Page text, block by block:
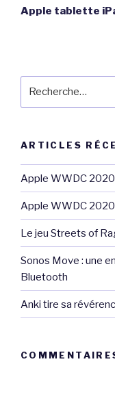
suivant
Apple tablette
ARTICLES
Apple WWDC 2020
Apple WWDC 2020
Le jeu Streets of
Sonos Move : une
Bluetooth
Anki tire sa